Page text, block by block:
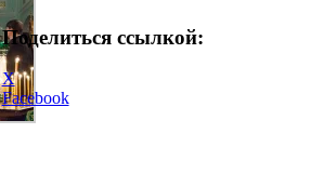
Поделиться ссылкой:
X
Facebook